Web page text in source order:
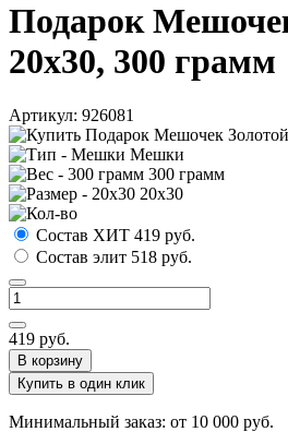
Подарок
20х30, 300 грамм
Артикул: 926081
Мешки
300 грамм
20х30
Состав ХИТ 419 руб.
Состав элит 518 руб.
419 руб.
В корзину
Купить в один клик
Минимальный заказ: от 10 000 руб.